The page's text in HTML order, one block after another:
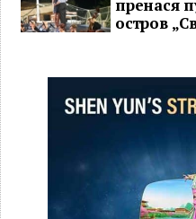
пренася
остров